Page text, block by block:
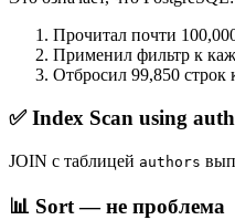
Прочитал почти
Применил фильтр к
Отбросил 99,850 строк
✅Index Scan using
JOIN с таблицей authors
📊 Sort— не проблема